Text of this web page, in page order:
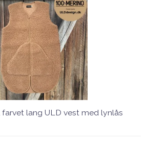
lang ULD vest med lynlås